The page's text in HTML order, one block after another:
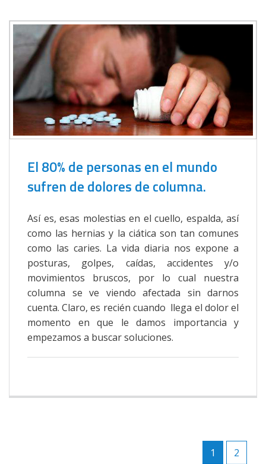
El 80% de personas en el mundo
sufren de dolores de columna.
Así es, esas molestias en el cuello, espalda, así
como las hernias y la ciática son tan comunes
como las caries. La vida diaria nos expone a
posturas, golpes, caídas, accidentes y/o
movimientos bruscos, por lo cual nuestra
columna se ve viendo afectada sin darnos
cuenta. Claro, es recién cuando llega el dolor el
momento en que le damos importancia y
empezamos a buscar soluciones.
1 2